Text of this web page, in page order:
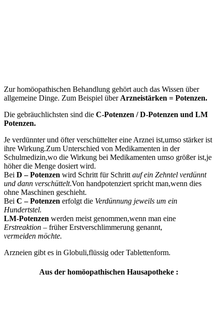
Zur homöopathischen Behandlung gehört auch das Wissen über
allgemeine Dinge. Zum Beispiel über Arzneistärken = Potenzen.
Die gebräuchlichsten sind die C-Potenzen / D-Potenzen und LM
Potenzen.
Je verdünnter und öfter verschüttelter eine Arznei ist,umso stärker ist
ihre Wirkung.Zum Unterschied von Medikamenten in der
Schulmedizin,wo die Wirkung bei Medikamenten umso größer ist,je
höher die Menge dosiert wird.
Bei D – Potenzen wird Schritt für Schritt auf ein Zehntel verdünnt
und dann verschüttelt.Von handpotenziert spricht man,wenn dies
ohne Maschinen geschieht.
Bei C – Potenzen erfolgt die Verdünnung jeweils um ein
Hundertstel.
LM-Potenzen werden meist genommen,wenn man eine
Erstreaktion – früher Erstverschlimmerung genannt,
vermeiden möchte.
Arzneien gibt es in Globuli,flüssig oder Tablettenform.
Aus der homöopathischen Hausapotheke :